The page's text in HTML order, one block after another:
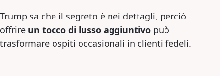
Trump sa che il segreto è nei dettagli, perciò
offrire un tocco di lusso aggiuntivo può
trasformare ospiti occasionali in clienti fedeli.